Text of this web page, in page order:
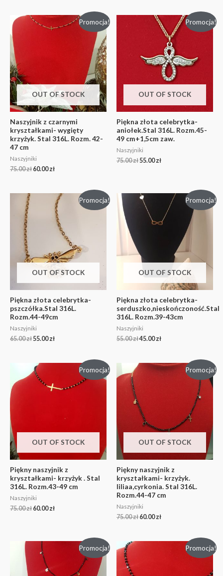
Promocja!
OUT OF STOCK
Naszyjnik z czarnymi
kryształkami- wygięty
krzyżyk. Stal 316L. Rozm. 42-
47 cm
Naszyjniki
75.00zł 60.00zł
Promocja!
OUT OF STOCK
Piękna złota celebrytka-
aniołek.Stal 316L. Rozm.45-
49 cm+1,5cm zaw.
Naszyjniki
75.00zł55.00zł
Promocja!
OUT OF STOCK
Piękna złota celebrytka-
pszczółka.Stal 316L.
Rozm.44-49cm
Naszyjniki
65.00zł55.00zł
Promocja!
OUT OF STOCK
Piękna złota celebrytka-
serduszko,nieskończoność.Stal
316L. Rozm.39-43cm
Naszyjniki
55.00zł45.00zł
Promocja!
OUT OF STOCK
Piękny naszyjnik z
kryształkami- krzyżyk . Stal
316L. Rozm.43-49 cm
Naszyjniki
75.00zł 60.00zł
Promocja!
OUT OF STOCK
Piękny naszyjnik z
kryształkami- krzyżyk.
liliaa,cyrkonia. Stal 316L.
Rozm.44-47 cm
Naszyjniki
75.00zł 60.00zł
Promocja! Promocja!